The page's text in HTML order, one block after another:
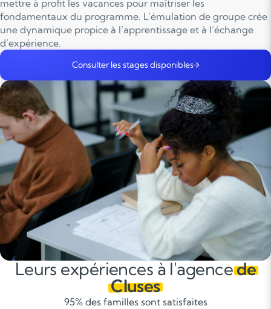
mettre à profit les vacances pour maîtriser les
fondamentaux du programme. L’émulation de groupe crée
une dynamique propice à l’apprentissage et à l’échange
d’expérience.
Consulter les stages disponibles
Leurs expériences à l'agencede
Cluses
95% des familles sont satisfaites